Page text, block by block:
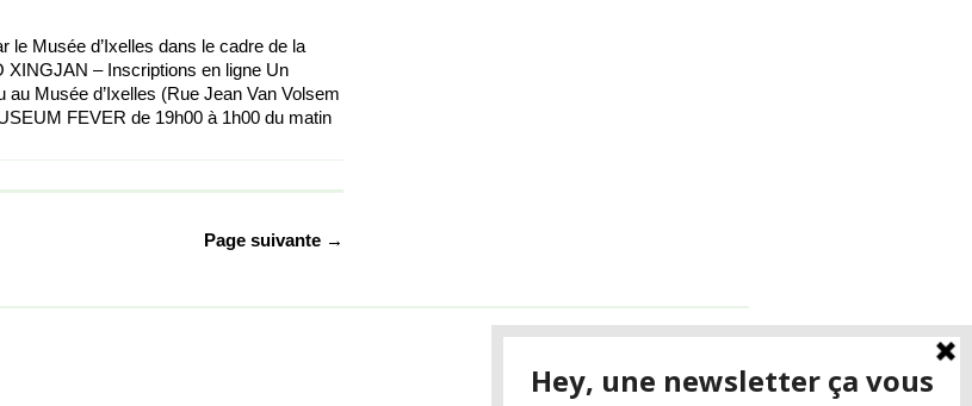
le Musée d’Ixelles dans le cadre de la
XINGJAN – Inscriptions en ligne Un
Musée d’Ixelles (Rue Jean Van Volsem
FEVER de 19h00 à 1h00 du matin
Page suivante →